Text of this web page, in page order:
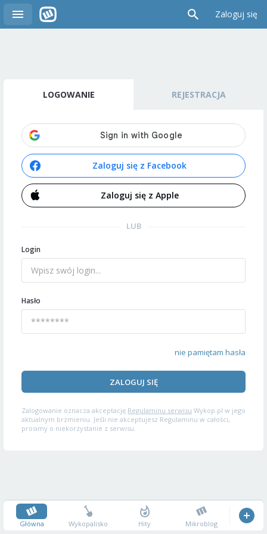
Zaloguj się
LOGOWANIE REJESTRACJA
Zaloguj się z Facebook
Zaloguj się z Apple
LUB
Login
Hasło
nie pamiętam hasła
ZALOGUJ SIĘ
Zalogowanie oznacza akceptację Regulaminu serwisu Wykop.pl w jego
aktualnym brzmieniu. Jeśli nie akceptujesz Regulaminu w całości,
prosimy o niekorzystanie z serwisu.
Główna Wykopalisko Hity Mikroblog